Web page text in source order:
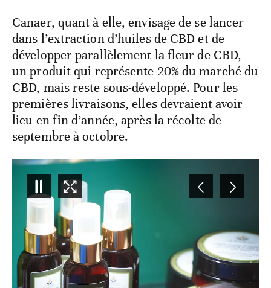
Canaer, quant à elle, envisage de se lancer
dans l’extraction d’huiles de CBD et de
développer parallèlement la fleur de CBD,
un produit qui représente 20% du marché du
CBD, mais reste sous-développé. Pour les
premières livraisons, elles devraient avoir
lieu en fin d’année, après la récolte de
septembre à octobre.